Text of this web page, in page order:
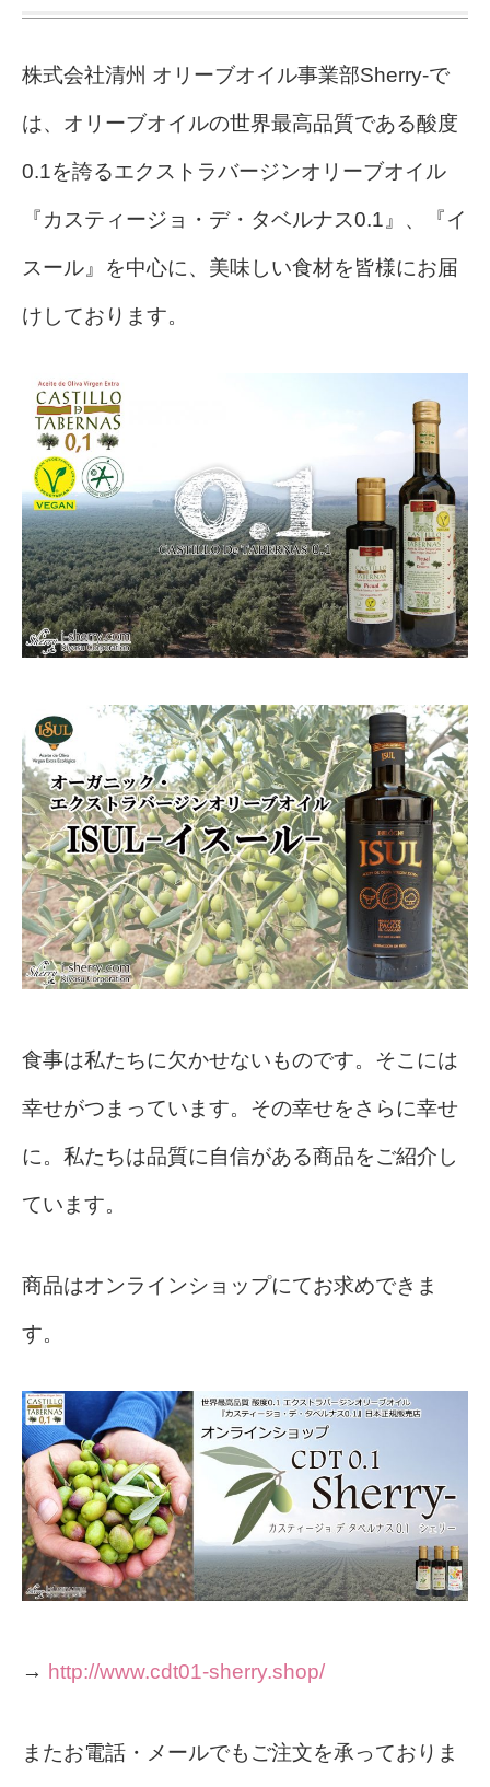
株式会社清州 オリーブオイル事業部Sherry-で
は、オリーブオイルの世界最高品質である酸度
0.1を誇るエクストラバージンオリーブオイル
『カスティージョ・デ・タベルナス0.1』、『イ
スール』を中心に、美味しい食材を皆様にお届
けしております。
食事は私たちに欠かせないものです。そこには
幸せがつまっています。その幸せをさらに幸せ
に。私たちは品質に自信がある商品をご紹介し
ています。
商品はオンラインショップにてお求めできま
す。
→ http://www.cdt01-sherry.shop/
またお電話・メールでもご注文を承っておりま